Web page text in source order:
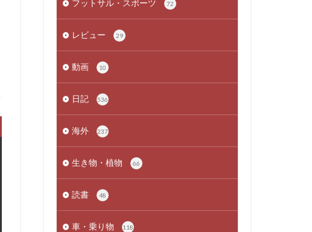
フットサル・スポーツ 72
レビュー 29
動画 10
日記 536
海外 237
生き物・植物 66
読書 48
車・乗り物 118